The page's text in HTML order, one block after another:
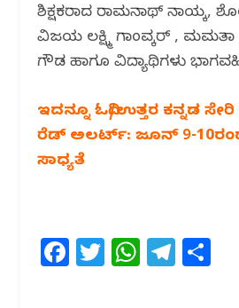
ಶಿಕ್ಷಕರಾದ ರಾಮನಾಥ್ ನಾಯ್ಕ,
ವಿಜಯ ಲಕ್ಷ್ಮಿ ಗಾಂವ್ಕರ್ , ಮಮತಾ
ಗೌಡ ಹಾಗೂ ವಿದ್ಯಾರ್ಥಿಗಳು
ಇದನ್ನೂ ಓದಿ/ಉತ್ತರ ಕನ್ನಡ
ರೆಡ್ ಅಲರ್ಟ್: ಜೂನ್ 9-
ಸಾಧ್ಯತೆ
F T W T